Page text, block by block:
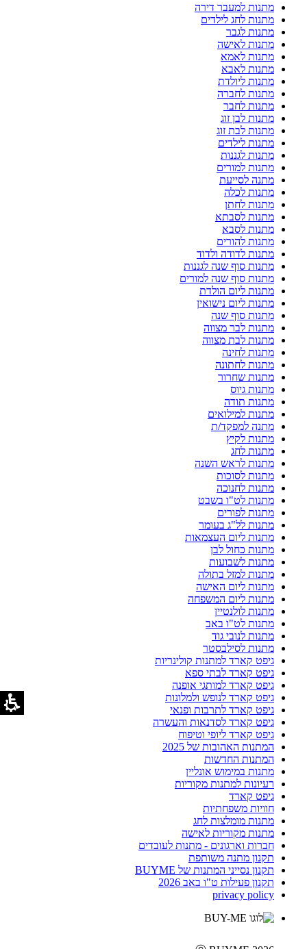
מתנות למעבר דירה
מתנות לחג לילדים
מתנות לגבר
מתנות לאישה
מתנות לאמא
מתנות לאבא
מתנות ליולדת
מתנות לחברה
מתנות לחבר
מתנות לבן זוג
מתנות לבת זוג
מתנות לילדים
מתנות לגננות
מתנות למורים
מתנה לסייעת
מתנות לכלה
מתנות לחתן
מתנות לסבתא
מתנות לסבא
מתנות להורים
מתנות לדודה ולדוד
מתנות סוף שנה לגננות
מתנות סוף שנה למורים
מתנות ליום הולדת
מתנות ליום נישואין
מתנות סוף שנה
מתנות לבר מצווה
מתנות לבת מצווה
מתנות לחינה
מתנות לחתונה
מתנות שחרור
מתנות גיוס
מתנות תודה
מתנות למילואים
מתנה למפקד/ת
מתנות לקיץ
מתנות לחג
מתנות לראש השנה
מתנות לסוכות
מתנות לחנוכה
מתנות לט"ו בשבט
מתנות לפורים
מתנות לל"ג בעומר
מתנות ליום העצמאות
מתנות כחול לבן
מתנות לשבועות
מתנות למזל בתולה
מתנות ליום האישה
מתנות ליום המשפחה
מתנות לולנטיין
מתנות לט"ו באב
מתנות לנובי גוד
מתנות לסילבסטר
גיפט קארד למתנות קולינריות
גיפט קארד לבתי ספא
גיפט קארד למותגי אופנה
גיפט קארד לנופש ולמלונות
גיפט קארד לתרבות ופנאי
גיפט קארד לסדנאות והעשרה
גיפט קארד ליופי וטיפוח
המתנות האהובות של 2025
המתנות החדשות
מתנות במימוש אונליין
רעיונות למתנות מקוריות
גיפט קארד
חוויות משפחתיות
מתנות מומלצות לחג
מתנות מקוריות לאישה
חברות וארגונים - מתנות לעובדים
תקנון מתנה משותפת
תקנון נסייני המתנות של BUYME
תקנון פעילות ט"ו באב 2026
privacy policy